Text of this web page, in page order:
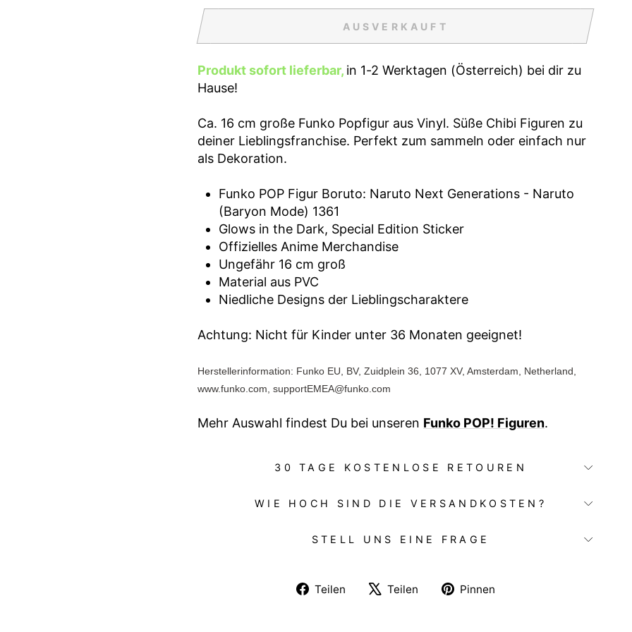
AUSVERKAUFT
Produkt sofort lieferbar, in 1-2 Werktagen (Österreich) bei dir zu
Hause!
Ca. 16 cm große Funko Popfigur aus Vinyl. Süße Chibi Figuren zu
deiner Lieblingsfranchise. Perfekt zum sammeln oder einfach nur
als Dekoration.
Funko POP Figur Boruto: Naruto Next Generations - Naruto
(Baryon Mode) 1361
Glows in the Dark, Special Edition Sticker
Offizielles Anime Merchandise
Ungefähr 16 cm groß
Material aus PVC
Niedliche Designs der Lieblingscharaktere
Achtung: Nicht für Kinder unter 36 Monaten geeignet!
Herstellerinformation: Funko EU, BV, Zuidplein 36, 1077 XV, Amsterdam, Netherland,
www.funko.com, supportEMEA@funko.com
Mehr Auswahl findest Du bei unseren Funko POP! Figuren.
30 TAGE KOSTENLOSE RETOUREN
WIE HOCH SIND DIE VERSANDKOSTEN?
STELL UNS EINE FRAGE
Teilen
Auf
Teilen
Auf
Pinnen